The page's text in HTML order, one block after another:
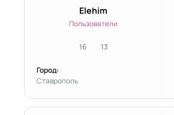
Elehim
Пользователи
16сообщения
13Репутация
Город:
Ставрополь